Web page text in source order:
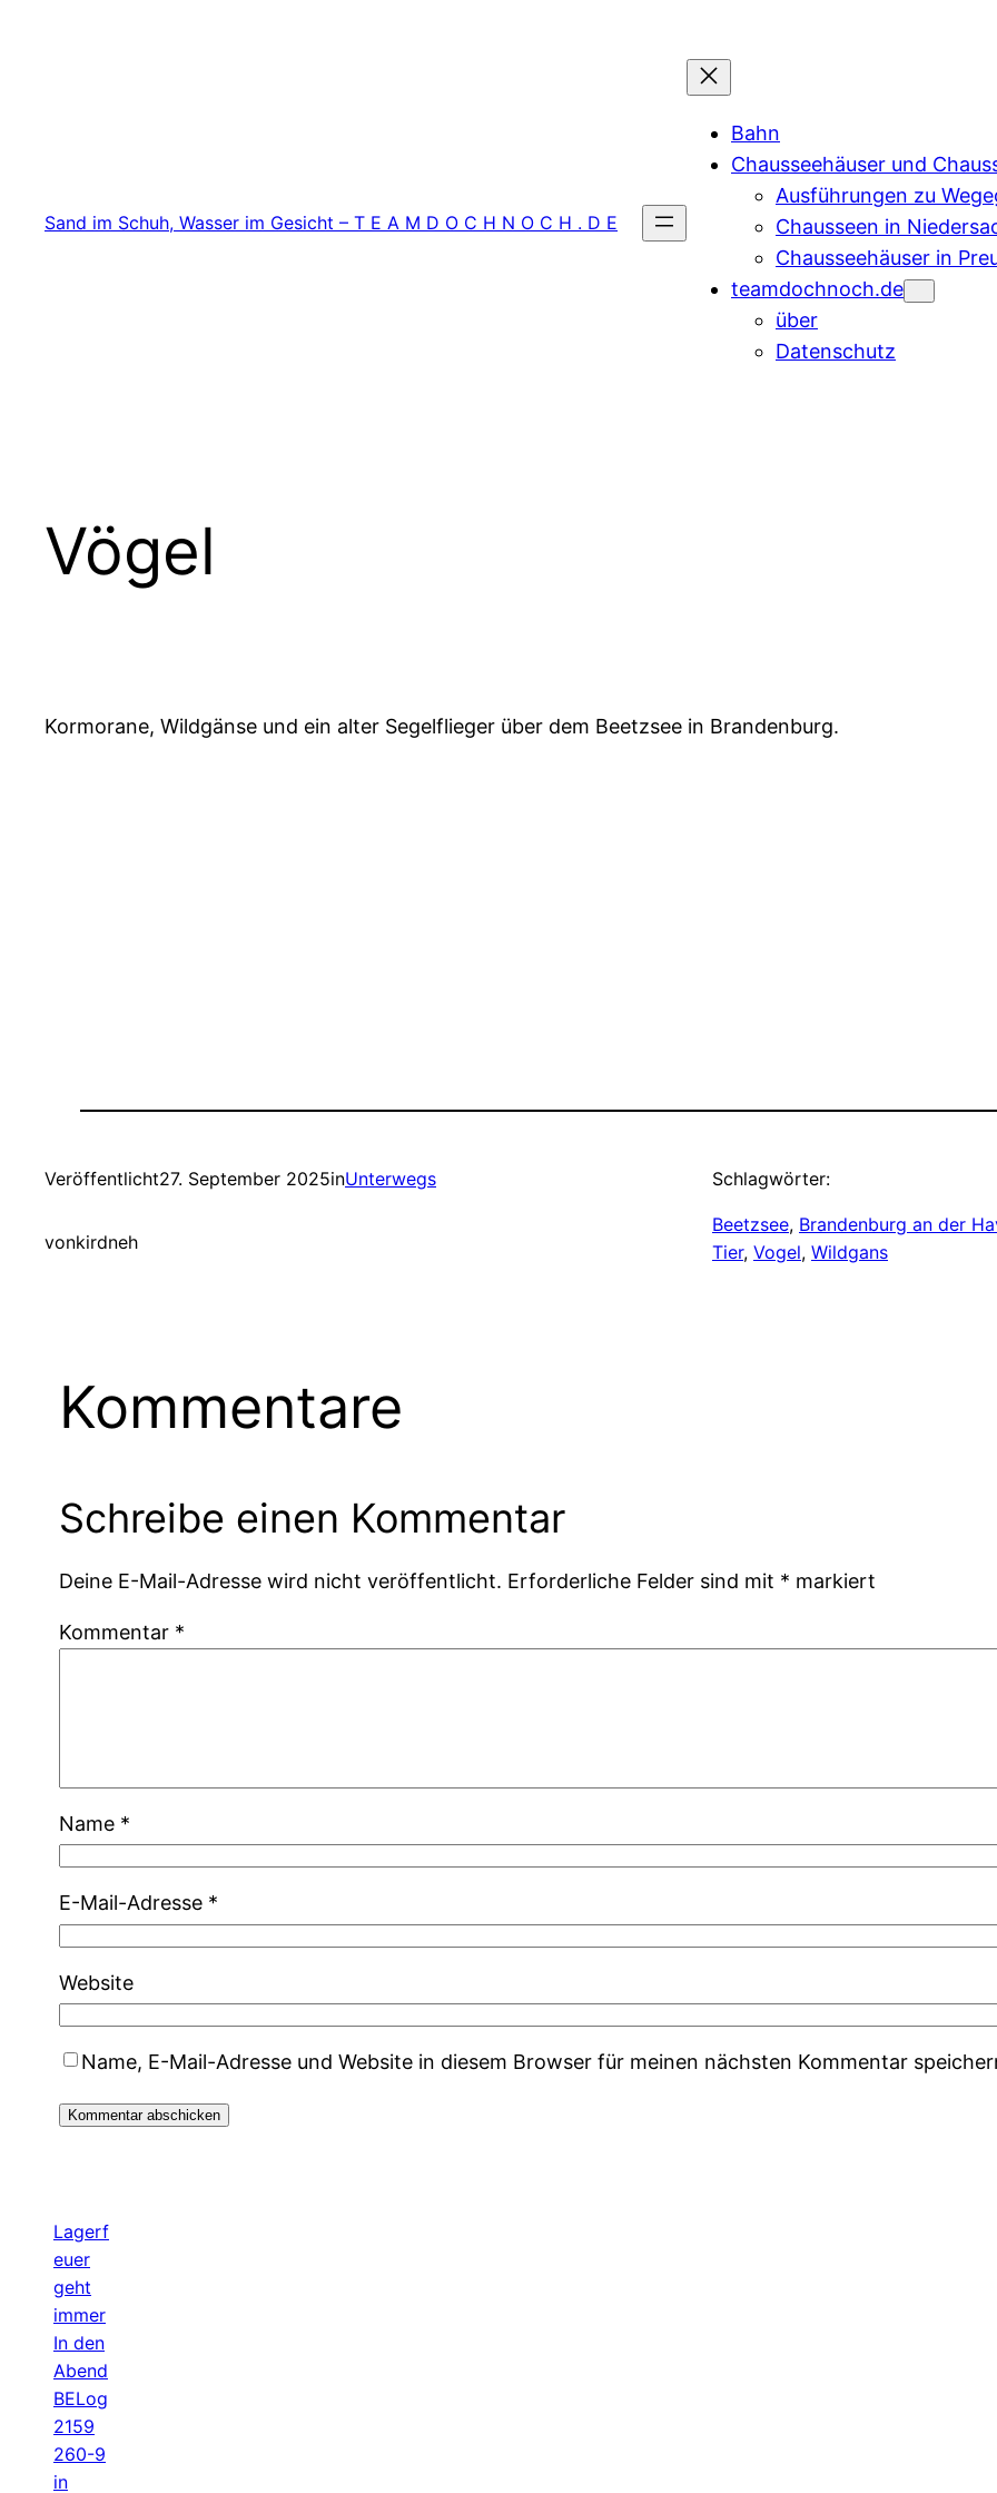
Sand im Schuh, Wasser im Gesicht – T E A M D O C H N O C H . D E
Bahn
Chausseehäuser und
Ausführungen zu
Chausseen in
Chausseehäuser in
teamdochnoch.de
über
Datenschutz
Vögel
Kormorane, Wildgänse und ein alter Segelflieger über dem Beetzsee in Brandenburg.
Veröffentlicht27. September 2025inUnterwegs
vonkirdneh
Schlagwörter:
Beetzsee, Brandenburg an der
Tier, Vogel, Wildgans
Kommentare
Schreibe einen Kommentar
Deine E-Mail-Adresse wird nicht veröffentlicht. Erforderliche Felder sind mit * markiert
Kommentar *
Name *
E-Mail-Adresse *
Website
Name, E-Mail-Adresse und Website in diesem Browser für meinen nächsten Kommentar
Lagerf
euer
geht
immer
In den
Abend
BELog
2159
260-9
in